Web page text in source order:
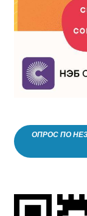
ОПРОС ПО